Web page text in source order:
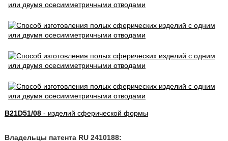
B21D51/08- изделий сферической формы
Владельцы патента RU 2410188: